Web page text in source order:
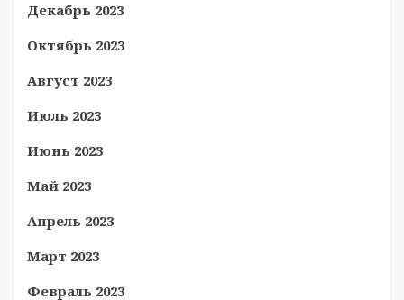
Декабрь 2023
Октябрь 2023
Август 2023
Июль 2023
Июнь 2023
Май 2023
Апрель 2023
Март 2023
Февраль 2023